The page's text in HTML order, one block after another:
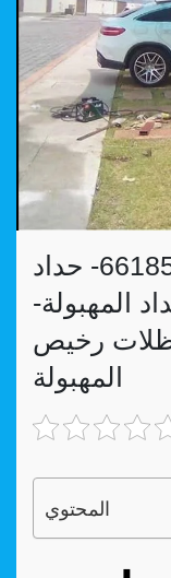
رقم حداد المهبولة 66185066- حداد
المهبولة-
رخيص
المهبولة
المحتوي